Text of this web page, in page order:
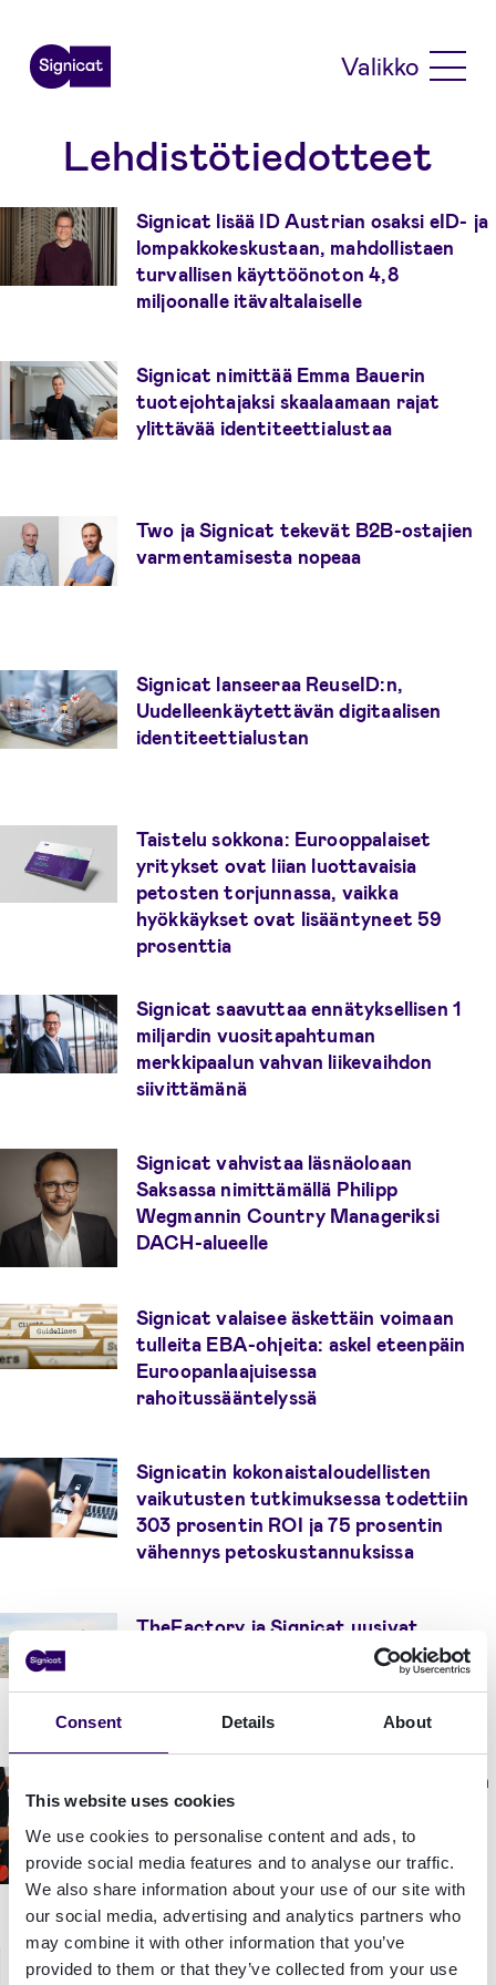
Consent Details About
This website uses cookies
We use cookies to personalise content and ads, to
provide social media features and to analyse our traffic.
We also share information about your use of our site with
our social media, advertising and analytics partners who
may combine it with other information that you’ve
provided to them or that they’ve collected from your use
Valikko
Lehdistötiedotteet
Signicat lisää ID Austrian osaksi eID- ja
lompakkokeskustaan, mahdollistaen
turvallisen käyttöönoton 4,8
miljoonalle itävaltalaiselle
Signicat nimittää Emma Bauerin
tuotejohtajaksi skaalaamaan rajat
ylittävää identiteettialustaa
Two ja Signicat tekevät B2B-ostajien
varmentamisesta nopeaa
Signicat lanseeraa ReuseID:n,
Uudelleenkäytettävän digitaalisen
identiteettialustan
Taistelu sokkona: Eurooppalaiset
yritykset ovat liian luottavaisia
petosten torjunnassa, vaikka
hyökkäykset ovat lisääntyneet 59
prosenttia
Signicat saavuttaa ennätyksellisen 1
miljardin vuositapahtuman
merkkipaalun vahvan liikevaihdon
siivittämänä
Signicat vahvistaa läsnäoloaan
Saksassa nimittämällä Philipp
Wegmannin Country Manageriksi
DACH-alueelle
Signicat valaisee äskettäin voimaan
tulleita EBA-ohjeita: askel eteenpäin
Euroopanlaajuisessa
rahoitussääntelyssä
Signicatin kokonaistaloudellisten
vaikutusten tutkimuksessa todettiin
303 prosentin ROI ja 75 prosentin
vähennys petoskustannuksissa
TheFactory ja Signicat uusivat
kumppanuutensa edistääkseen kasvua
Norjan startup-ekosysteemissä
Buildbite tuo vahvan tunnistautumisen
osaksi rakennusprojektin
projektinhallintaa ja vahvistaa tällä
tavalla osapuolten välistä luottamusta
rakennusalalla
Signicat ja Efecte yhteistyöhön
tavoitteena minimoida etätyön tuomia